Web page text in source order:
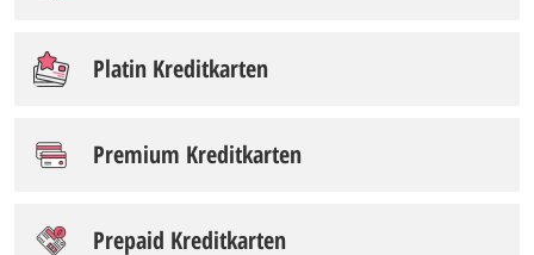
Platin Kreditkarten
Premium Kreditkarten
Prepaid Kreditkarten